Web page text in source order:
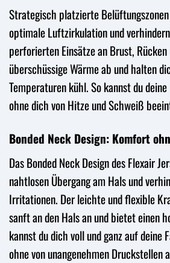
Strategisch platzierte
optimale Luftzirkulation und
perforierten Einsätze an Brust,
überschüssige Wärme ab und halten
Temperaturen kühl. So kannst du
ohne dich von Hitze und Schweiß
Bonded Neck Design: Komfort
Das Bonded Neck Design des Flexair
nahtlosen Übergang am Hals und
Irritationen. Der leichte und flexible
sanft an den Hals an und bietet einen
kannst du dich voll und ganz auf deine
ohne von unangenehmen Druckstellen